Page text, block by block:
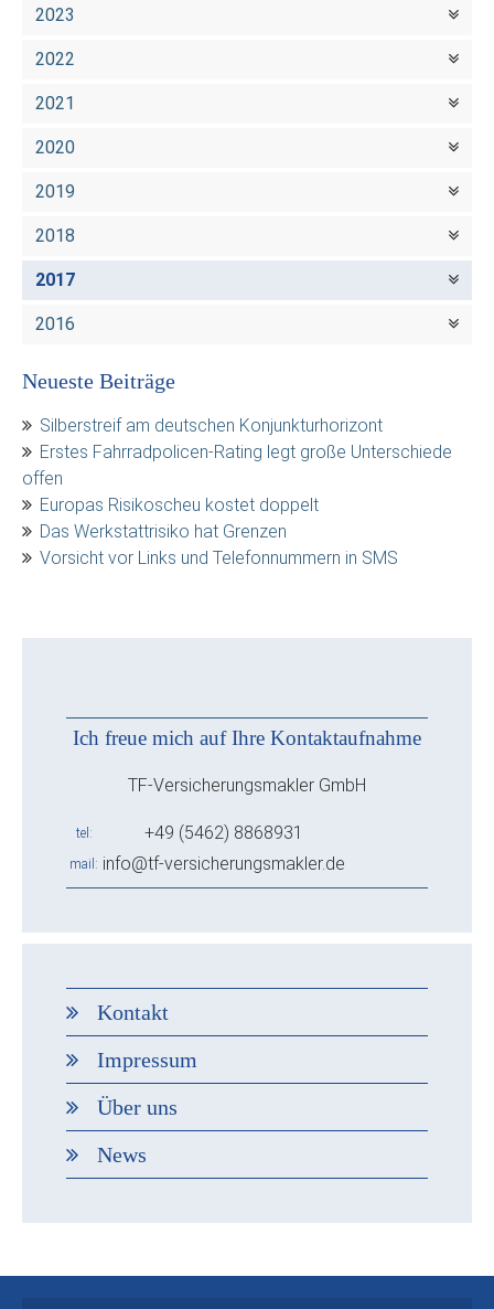
2023
2022
2021
2020
2019
2018
2017
2016
Neueste Beiträge
Silberstreif am deutschen Konjunkturhorizont
Erstes Fahrradpolicen-Rating legt große Unterschiede
offen
Europas Risikoscheu kostet doppelt
Das Werkstattrisiko hat Grenzen
Vorsicht vor Links und Telefonnummern in SMS
Ich freue mich auf Ihre Kontaktaufnahme
TF-Versicherungsmakler GmbH
tel +49 (5462) 8868931
mail info@tf-versicherungsmakler.de
Kontakt
Impressum
Über uns
News